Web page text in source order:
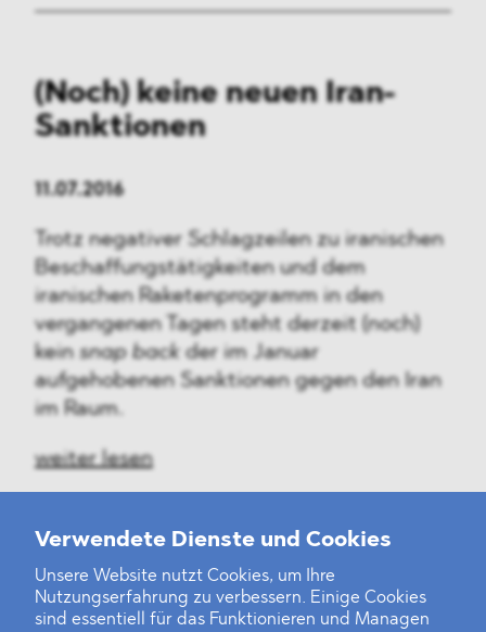
Verwendete Dienste und Cookies
Unsere Website nutzt Cookies, um Ihre
Nutzungserfahrung zu verbessern. Einige Cookies
sind essentiell für das Funktionieren und Managen
(Noch) keine neuen Iran-
Sanktionen
11.07.2016
Trotz negativer Schlagzeilen zu iranischen
Beschaffungstätigkeiten und dem
iranischen Raketenprogramm in den
vergangenen Tagen steht derzeit (noch)
kein snap back der im Januar
aufgehobenen Sanktionen gegen den Iran
im Raum.
weiter lesen
‹12345 6 78910›